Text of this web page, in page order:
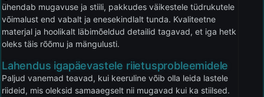
ühendab mugavuse ja stiili, pakkudes väikestele tüdrukutele
võimalust end vabalt ja enesekindlalt tunda. Kvaliteetne
materjal ja hoolikalt läbimõeldud detailid tagavad, et iga hetk
oleks täis rõõmu ja mängulusti.
Lahendus igapäevastele riietusprobleemidele
Paljud vanemad teavad, kui keeruline võib olla leida lastele
riideid, mis oleksid samaaegselt nii mugavad kui ka stiilsed.